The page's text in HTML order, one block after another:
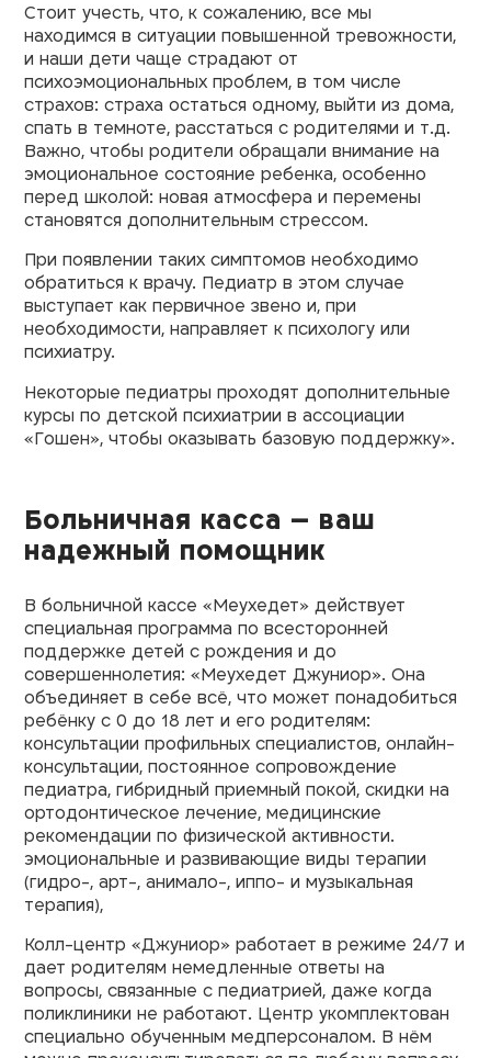
Стоит учесть, что, к сожалению, все мы
находимся в ситуации повышенной тревожности,
и наши дети чаще страдают от
психоэмоциональных проблем, в том числе
страхов: страха остаться одному, выйти из дома,
спать в темноте, расстаться с родителями и т.д.
Важно, чтобы родители обращали внимание на
эмоциональное состояние ребенка, особенно
перед школой: новая атмосфера и перемены
становятся дополнительным стрессом.
При появлении таких симптомов необходимо
обратиться к врачу. Педиатр в этом случае
выступает как первичное звено и, при
необходимости, направляет к психологу или
психиатру.
Некоторые педиатры проходят дополнительные
курсы по детской психиатрии в ассоциации
«Гошен», чтобы оказывать базовую поддержку».
Больничная касса – ваш
надежный помощник
В больничной кассе «Меухедет» действует
специальная программа по всесторонней
поддержке детей с рождения и до
совершеннолетия: «Меухедет Джуниор». Она
объединяет в себе всё, что может понадобиться
ребёнку с 0 до 18 лет и его родителям:
консультации профильных специалистов, онлайн-
консультации, постоянное сопровождение
педиатра, гибридный приемный покой, скидки на
ортодонтическое лечение, медицинские
рекомендации по физической активности.
эмоциональные и развивающие виды терапии
(гидро-, арт-, анимало-, иппо- и музыкальная
терапия),
Колл-центр «Джуниор» работает в режиме 24/7 и
дает родителям немедленные ответы на
вопросы, связанные с педиатрией, даже когда
поликлиники не работают. Центр укомплектован
специально обученным медперсоналом. В нём